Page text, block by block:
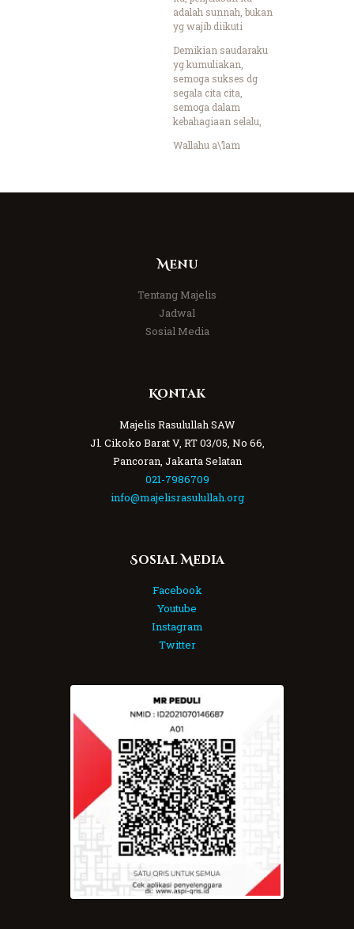
adalah sunnah, bukan
yg wajib diikuti
Demikian saudaraku
yg kumuliakan,
semoga sukses dg
segala cita cita,
semoga dalam
kebahagiaan selalu,
Wallahu a\’lam
Menu
Tentang Majelis
Jadwal
Sosial Media
Kontak
Majelis Rasulullah SAW
Jl. Cikoko Barat V, RT 03/05, No 66,
Pancoran, Jakarta Selatan
021-7986709
info@majelisrasulullah.org
Sosial Media
Facebook
Youtube
Instagram
Twitter